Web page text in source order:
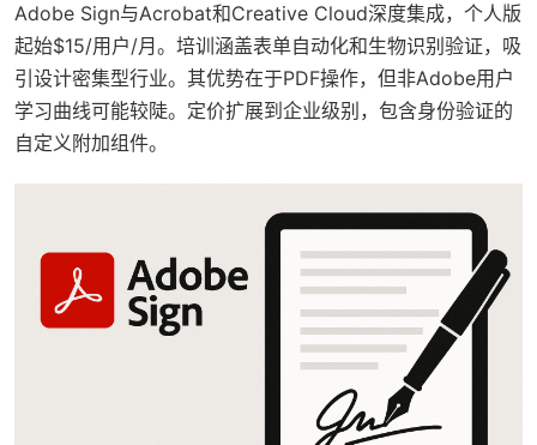
Adobe Sign与Acrobat和Creative Cloud深度集成，个人版
起始$15/用户/月。培训涵盖表单自动化和生物识别验证，吸
引设计密集型行业。其优势在于PDF操作，但非Adobe用户
学习曲线可能较陡。定价扩展到企业级别，包含身份验证的
自定义附加组件。